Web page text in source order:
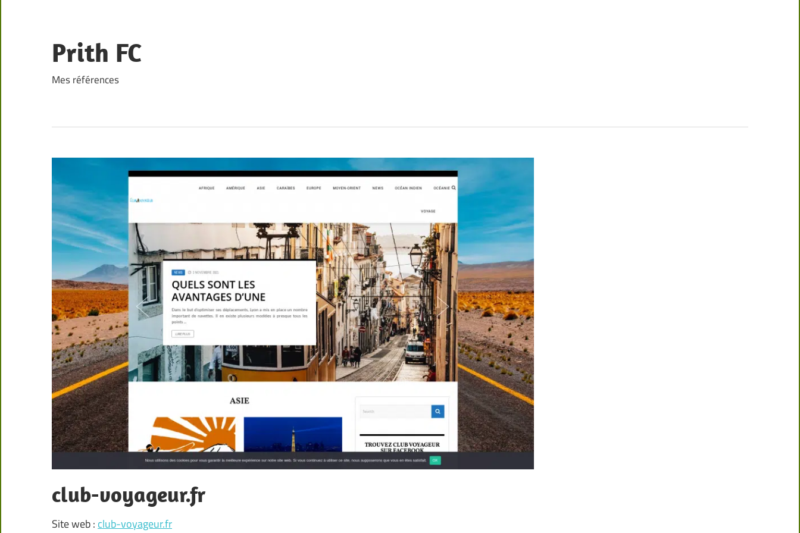
content
Prith FC
Mes références
club-voyageur.fr
Site web : club-voyageur.fr